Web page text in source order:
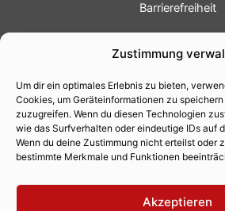
Zustimmung
Um dir ein optimales Erlebnis zu bieten,
Cookies, um Geräteinformationen zu
zuzugreifen. Wenn du diesen Technologien
wie das Surfverhalten oder eindeutige IDs auf
Wenn du deine Zustimmung nicht erteilst oder
bestimmte Merkmale und Funktionen
Akzeptieren
Barrierefreiheit
Fotoservice
Videoservice
Werbung
Contenterstellung
Lokalnachrichten
Lokalfernsehen